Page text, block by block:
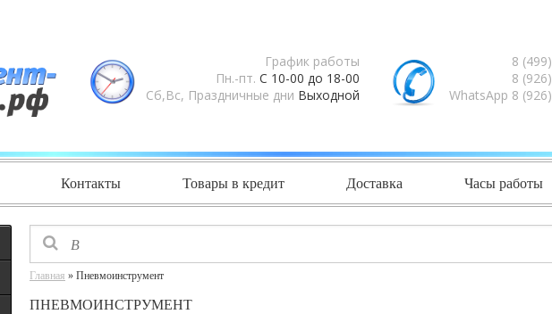
График работы
Пн.-пт. С 10-00 до 18-00
Сб,Вс, Праздничные дни Выходной
8 (499)
8 (926)
WhatsApp 8 (926)
Контакты Товары в кредит Доставка Часы работы
Главная » Пневмоинструмент
ПНЕВМОИНСТРУМЕНТ